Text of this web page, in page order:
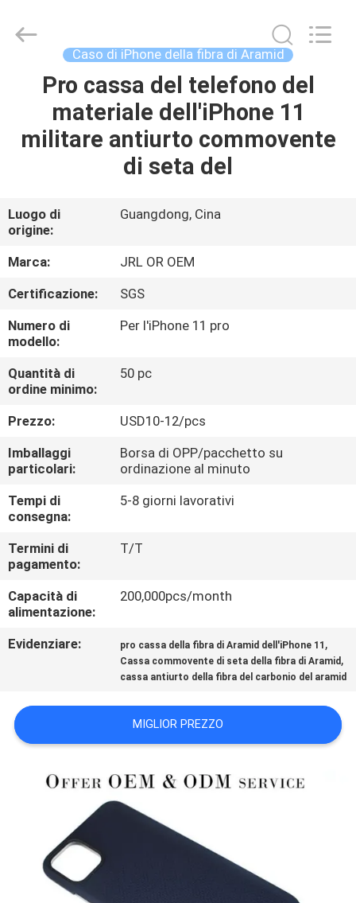
CASA
PRODOTTI
SPETTACOLO
VR
CHI
SIAMO
CONTROLLO
DI
QUALITÀ
CONTATTACI
NOTIZIA
CASI
NEWS
MAPPA
DEL
SITO
POLICY
Shenzhen
Caso di iPhone della fibra di Aramid
Pro cassa del telefono del
materiale dell'iPhone 11
militare antiurto commovente
di seta del
Luogo di
origine:
Guangdong, Cina
Marca:
JRL OR OEM
Certificazione:
SGS
Numero di
modello:
Per l'iPhone 11 pro
Quantità di
ordine minimo:
50 pc
Prezzo:
USD10-12/pcs
Imballaggi
particolari:
Borsa di OPP/pacchetto su
ordinazione al minuto
Tempi di
consegna:
5-8 giorni lavorativi
Termini di
pagamento:
T/T
Capacità di
alimentazione:
200,000pcs/month
Evidenziare: pro cassa della fibra di Aramid dell'iPhone 11 ,
Cassa commovente di seta della fibra di Aramid ,
cassa antiurto della fibra del carbonio del aramid
MIGLIOR PREZZO